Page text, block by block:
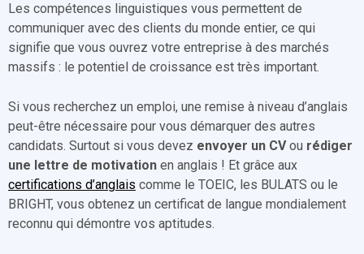
Les compétences linguistiques vous permettent de
communiquer avec des clients du monde entier, ce qui
signifie que vous ouvrez votre entreprise à des marchés
massifs : le potentiel de croissance est très important.
Si vous recherchez un emploi, une remise à niveau d’anglais
peut-être nécessaire pour vous démarquer des autres
candidats. Surtout si vous devez envoyer un CVou rédiger
une lettre de motivation en anglais ! Et grâce aux
certifications d’anglais comme le TOEIC, les BULATS ou le
BRIGHT, vous obtenez un certificat de langue mondialement
reconnu qui démontre vos aptitudes.